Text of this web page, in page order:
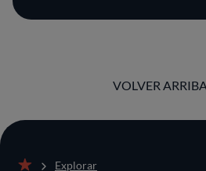
VOLVER
Explorar